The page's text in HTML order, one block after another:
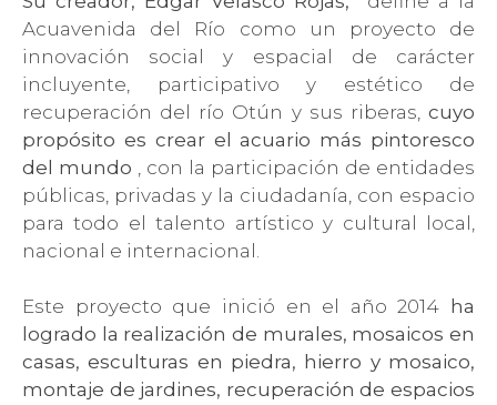
Acuavenida del Río como un proyecto de
innovación social y espacial de carácter
incluyente, participativo y estético de
recuperación del río Otún y sus riberas, cuyo
propósito es crear el acuario más pintoresco
del mundo , con la participación de entidades
públicas, privadas y la ciudadanía, con espacio
para todo el talento artístico y cultural local,
nacional e internacional.
Este proyecto que inició en el año 2014
ha
logrado la realización de murales, mosaicos en
casas, esculturas en piedra, hierro y mosaico,
montaje de jardines, recuperación de espacios